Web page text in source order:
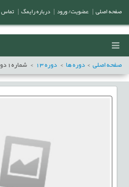
صفحه اصلی دوره ها دوره13 شماره1
صفحه اصلی عضویت/ ورود درباره رایمگ تماس